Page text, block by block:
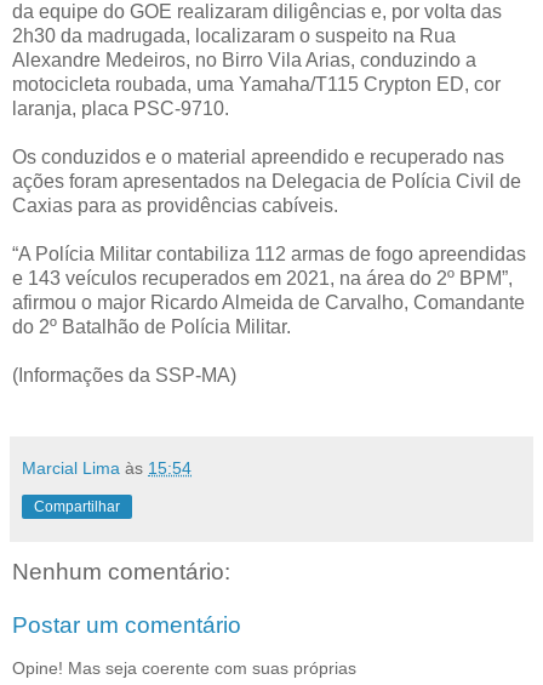
da equipe do GOE realizaram diligências e, por volta das
2h30 da madrugada, localizaram o suspeito na Rua
Alexandre Medeiros, no Birro Vila Arias, conduzindo a
motocicleta roubada, uma Yamaha/T115 Crypton ED, cor
laranja, placa PSC-9710.
Os conduzidos e o material apreendido e recuperado nas
ações foram apresentados na Delegacia de Polícia Civil de
Caxias para as providências cabíveis.
“A Polícia Militar contabiliza 112 armas de fogo apreendidas
e 143 veículos recuperados em 2021, na área do 2º BPM”,
afirmou o major Ricardo Almeida de Carvalho, Comandante
do 2º Batalhão de Polícia Militar.
(Informações da SSP-MA)
Marcial Lima às 15:54
Compartilhar
Nenhum comentário:
Postar um comentário
Opine! Mas seja coerente com suas próprias